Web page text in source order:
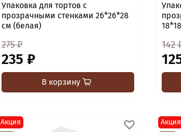
Упаковка для тортов с
прозрачными стенками 26*26*28
см (белая)
275 ₽
235 ₽
В корзину
142
Акция
Акция